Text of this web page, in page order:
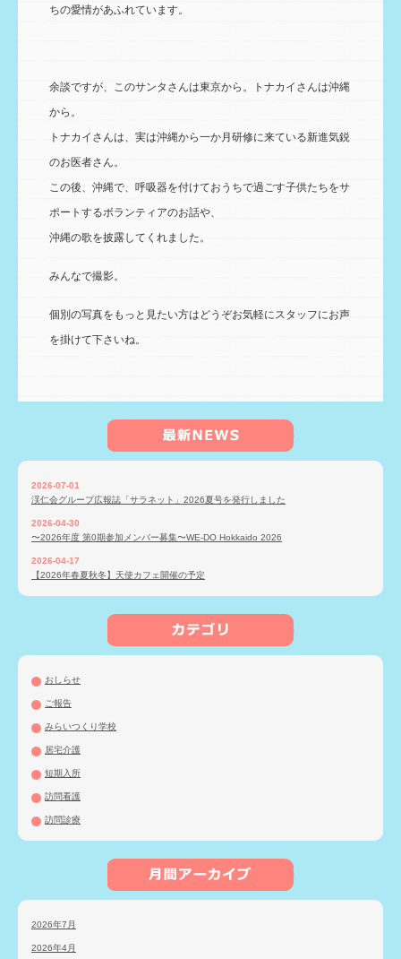
ちの愛情があふれています。
余談ですが、このサンタさんは東京から。トナカイさんは沖縄
から。
トナカイさんは、実は沖縄から一か月研修に来ている新進気鋭
のお医者さん。
この後、沖縄で、呼吸器を付けておうちで過ごす子供たちをサ
ポートするボランティアのお話や、
沖縄の歌を披露してくれました。
みんなで撮影。
個別の写真をもっと見たい方はどうぞお気軽にスタッフにお声
を掛けて下さいね。
2026-07-01
渓仁会グループ広報誌「サラネット」2026夏号を発行しました
2026-04-30
〜2026年度 第0期参加メンバー募集〜WE-DO Hokkaido 2026
2026-04-17
【2026年春夏秋冬】天使カフェ開催の予定
おしらせ
ご報告
みらいつくり学校
居宅介護
短期入所
訪問看護
訪問診療
2026年7月
2026年4月